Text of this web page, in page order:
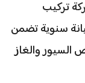
تركيب
سنوية تضمن
السيور والغاز